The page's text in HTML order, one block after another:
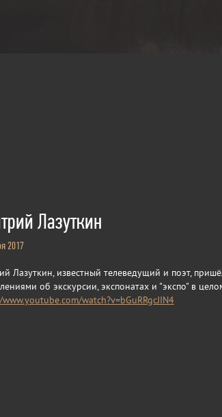
Лазуткин
2017
Лазуткин, известный телеведущий и поэт,
об экскурсии, экспонатах и "экспо" в
watch?v=bGuRRgcJIN4